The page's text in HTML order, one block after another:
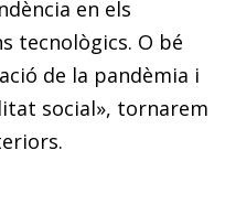
en els
tecnològics. O bé
de la pandèmia i
social», tornarem